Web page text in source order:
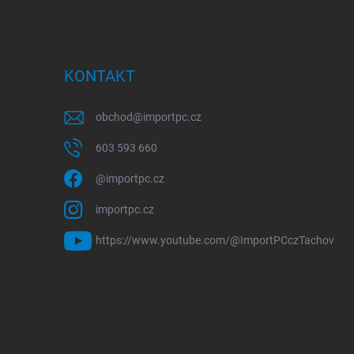
KONTAKT
obchod@importpc.cz
603 593 660
@importpc.cz
importpc.cz
https://www.youtube.com/@ImportPCczTachov